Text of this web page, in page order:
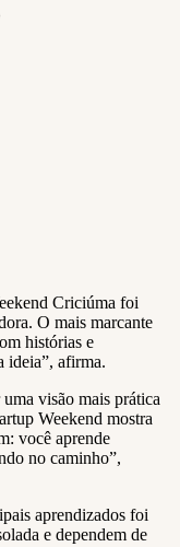
Criciúma foi
O mais marcante
histórias e
ideia”, afirma.
visão mais prática
Weekend mostra
você aprende
no caminho”,
aprendizados foi
e dependem de